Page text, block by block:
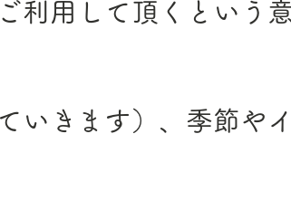
利用して頂くという
いきます）、季節や